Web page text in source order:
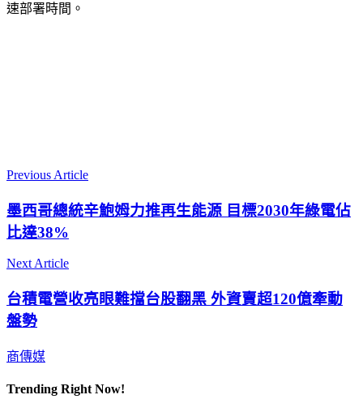
速部署時間。
Previous Article
墨西哥總統辛鮑姆力推再生能源 目標2030年綠電佔
比達38%
Next Article
台積電營收亮眼難擋台股翻黑 外資賣超120億牽動
盤勢
商傳媒
Trending Right Now!